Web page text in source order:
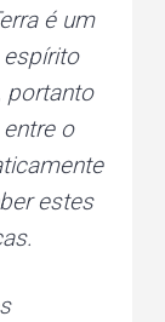
é um
espírito
portanto
o
estes